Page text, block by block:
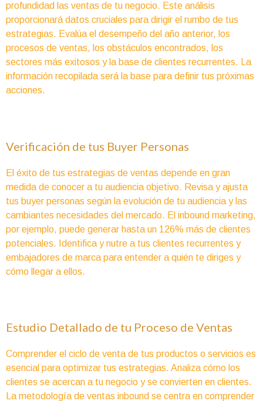
profundidad las ventas de tu negocio. Este análisis
proporcionará datos cruciales para dirigir el rumbo de tus
estrategias. Evalúa el desempeño del año anterior, los
procesos de ventas, los obstáculos encontrados, los
sectores más exitosos y la base de clientes recurrentes. La
información recopilada será la base para definir tus próximas
acciones.
Verificación de tus Buyer Personas
El éxito de tus estrategias de ventas depende en gran
medida de conocer a tu audiencia objetivo. Revisa y ajusta
tus buyer personas según la evolución de tu audiencia y las
cambiantes necesidades del mercado. El inbound marketing,
por ejemplo, puede generar hasta un 126% más de clientes
potenciales. Identifica y nutre a tus clientes recurrentes y
embajadores de marca para entender a quién te diriges y
cómo llegar a ellos.
Estudio Detallado de tu Proceso de Ventas
Comprender el ciclo de venta de tus productos o servicios es
esencial para optimizar tus estrategias. Analiza cómo los
clientes se acercan a tu negocio y se convierten en clientes.
La metodología de ventas inbound se centra en comprender